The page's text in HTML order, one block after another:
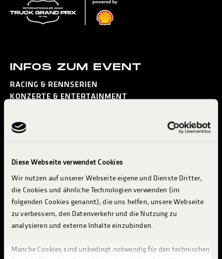
Diese Webseite verwendet Cookies
Wir nutzen auf unserer Webseite eigene und Dienste Dritter,
die Cookies und ähnliche Technologien verwenden (im
folgenden Cookies genannt), die uns helfen, unsere Webseite
zu verbessern, den Datenverkehr und die Nutzung zu
analysieren und externe Inhalte einzubinden.
Manche Cookies sind unbedingt notwendig für den technischen
INFOS ZUM EVENT
RACING & RENNSERIEN
KONZERTE & ENTERTAINMENT
BESUCH PLANEN
TRUCKER CAMP
INDUSTRIE & AUSSTELLER
ABOUT TGP